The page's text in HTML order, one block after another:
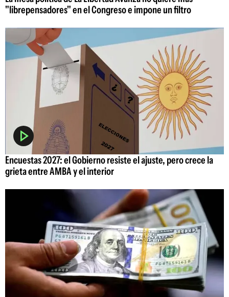
"librepensadores" en el Congreso e impone un filtro
Encuestas 2027: el Gobierno resiste el ajuste, pero crece la
grieta entre AMBA y el interior